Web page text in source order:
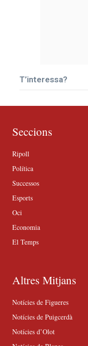
T’interessa?
Seccions
Ripoll
Política
Successos
Esports
Oci
Economia
El Temps
Altres Mitjans
Notícies de Figueres
Notícies de Puigcerdà
Notícies d’Olot